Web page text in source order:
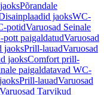
Põrandale
jaoksWC-
potidVaruosad Seinale
paigaldatudVaruosad
jaoksPrill-lauadVaruosad
jaoksComfort prill-
paigaldatavad WC-
Prill-lauadVaruosad
Varuosad Tarvikud